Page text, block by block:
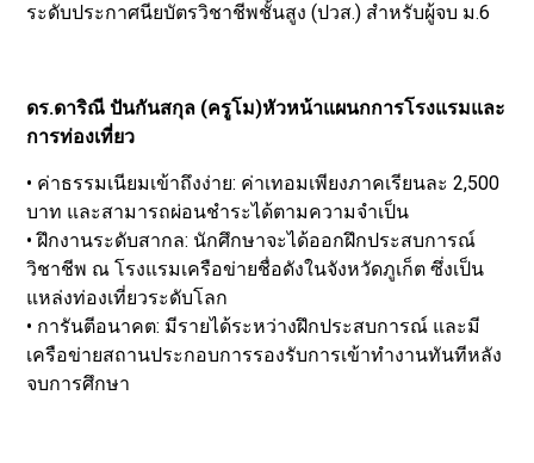
ระดับประกาศนียบัตรวิชาชีพชั้นสูง (ปวส.) สำหรับผู้จบ ม.6
ดร.ดาริณี ปันกันสกุล (ครูโม)หัวหน้าแผนกการโรงแรมและ
การท่องเที่ยว
• ค่าธรรมเนียมเข้าถึงง่าย: ค่าเทอมเพียงภาคเรียนละ 2,500
บาท และสามารถผ่อนชำระได้ตามความจำเป็น
• ฝึกงานระดับสากล: นักศึกษาจะได้ออกฝึกประสบการณ์
วิชาชีพ ณ โรงแรมเครือข่ายชื่อดังในจังหวัดภูเก็ต ซึ่งเป็น
แหล่งท่องเที่ยวระดับโลก
• การันตีอนาคต: มีรายได้ระหว่างฝึกประสบการณ์ และมี
เครือข่ายสถานประกอบการรองรับการเข้าทำงานทันทีหลัง
จบการศึกษา